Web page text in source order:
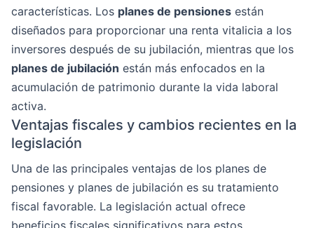
características. Los planes de pensiones están
diseñados para proporcionar una renta vitalicia a los
inversores después de su jubilación, mientras que los
planes de jubilación están más enfocados en la
acumulación de patrimonio durante la vida laboral
activa.
Ventajas fiscales y cambios recientes en la
legislación
Una de las principales ventajas de los planes de
pensiones y planes de jubilación es su tratamiento
fiscal favorable. La legislación actual ofrece
beneficios fiscales significativos para estos